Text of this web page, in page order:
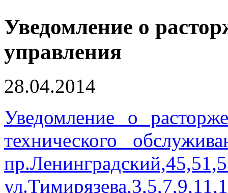
Уведомление о
управления
28.04.2014
Уведомление о
технического